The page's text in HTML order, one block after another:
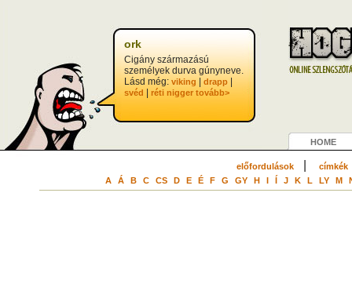
ork
Cigány származású
személyek durva gúnyneve.
Lásd még: viking drapp
svéd réti nigger tovább>
HOME
előfordulások| címkék
A Á B C CS D E É F G GY H I Í J K L LY M